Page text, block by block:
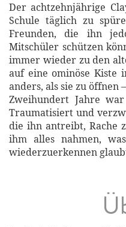
Der achtzehnjährige
Schule täglich zu
Freunden, die ihn
Mitschüler schützen
immer wieder zu den
auf eine ominöse Kiste
anders, als sie zu
Zweihundert Jahre
Traumatisiert und
die ihn antreibt, Rache
ihm alles nahmen,
wiederzuerkennen